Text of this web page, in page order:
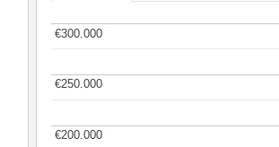
€200.000
€200.000
€250.000
€250.000
€300.000
€300.000